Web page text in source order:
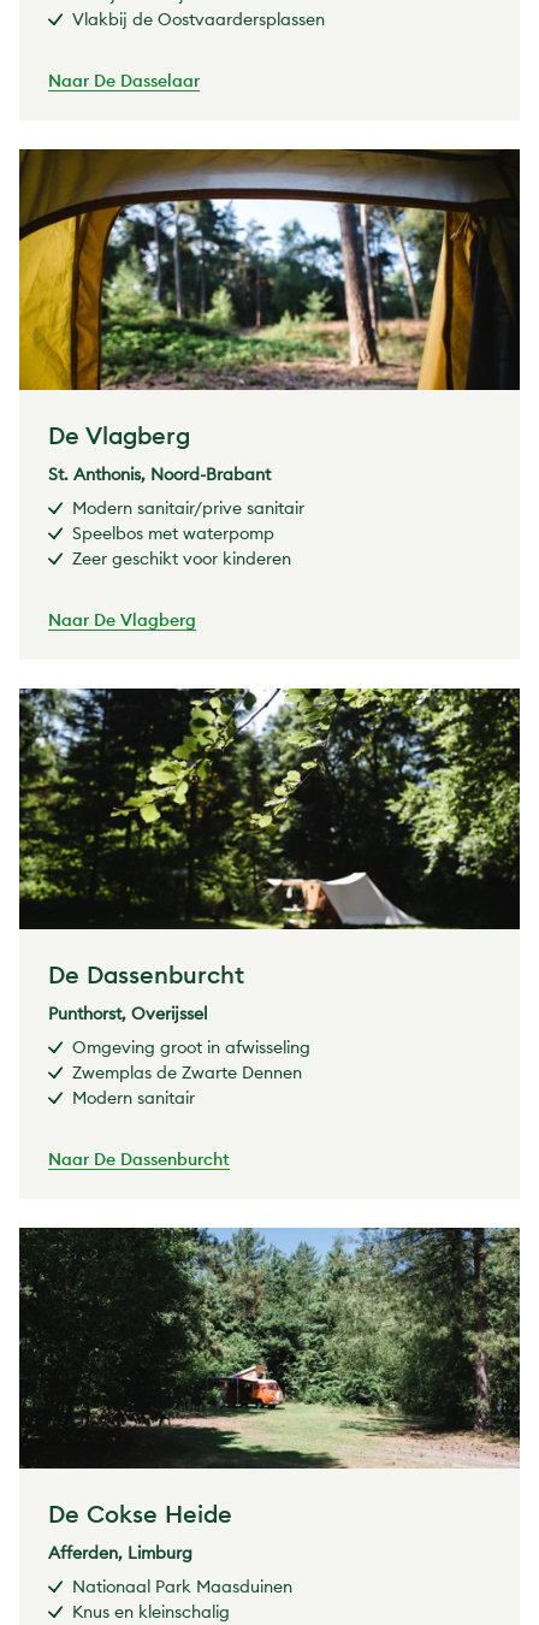
Vlakbij de Oostvaardersplassen
Naar De Dasselaar
De Vlagberg
St. Anthonis, Noord-Brabant
Modern sanitair/prive sanitair
Speelbos met waterpomp
Zeer geschikt voor kinderen
Naar De Vlagberg
De Dassenburcht
Punthorst, Overijssel
Omgeving groot in afwisseling
Zwemplas de Zwarte Dennen
Modern sanitair
Naar De Dassenburcht
De Cokse Heide
Afferden, Limburg
Nationaal Park Maasduinen
Knus en kleinschalig